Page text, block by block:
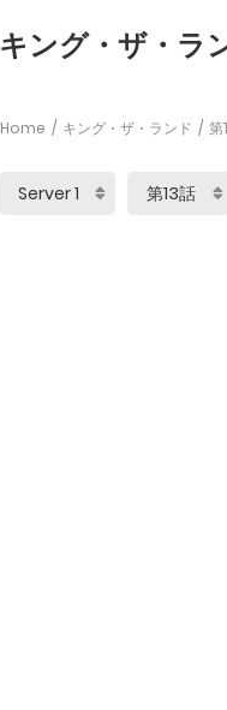
キング・ザ・ラ
Home キング・ザ・ランド 第